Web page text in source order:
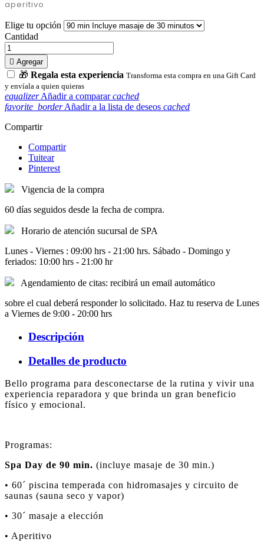
aperitivo
Elige tu opción
Cantidad
 Agregar
🎁 Regala esta experiencia Transforma esta compra en una Gift Card
y envíala a quien quieras
equalizer Añadir a comparar cached
favorite_border Añadir a la lista de deseos cached
Compartir
Compartir
Tuitear
Pinterest
Vigencia de la compra
60 días seguidos desde la fecha de compra.
Horario de atención sucursal de SPA
Lunes - Viernes : 09:00 hrs - 21:00 hrs. Sábado - Domingo y
feriados: 10:00 hrs - 21:00 hr
Agendamiento de citas: recibirá un email automático
sobre el cual deberá responder lo solicitado. Haz tu reserva de Lunes
a Viernes de 9:00 - 20:00 hrs
Descripción
Detalles de producto
Bello programa para desconectarse de la rutina y vivir una
experiencia reparadora y que brinda un gran beneficio
físico y emocional.
Programas:
Spa Day de 90 min. (incluye masaje de 30 min.)
• 60´ piscina temperada con hidromasajes y circuito de
saunas (sauna seco y vapor)
• 30´ masaje a elección
• Aperitivo